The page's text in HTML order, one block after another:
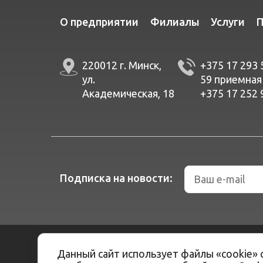
О предприятии Филиалы Услуги
220012 г. Минск,
ул.
Академическая, 18
+375 17 293
59 приемная
+375 17 252
Подписка на новости:
Данный сайт использует файлы «cookie»